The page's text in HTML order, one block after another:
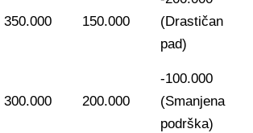
350.000 150.000
(Drastičan
pad)
300.000 200.000
-100.000
(Smanjena
podrška)